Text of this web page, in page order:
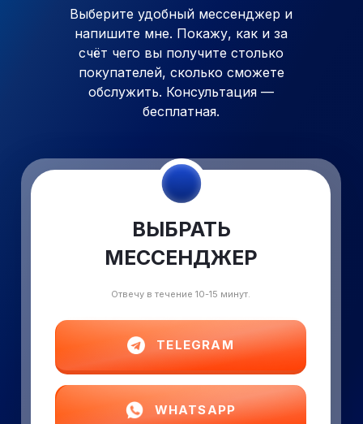
Выберите удобный мессенджер и
напишите мне. Покажу, как и за
счёт чего вы получите столько
покупателей, сколько сможете
обслужить. Консультация —
бесплатная.
TELEGRAM
WHATSAPP
ВЫБРАТЬ
МЕССЕНДЖЕР
Отвечу в течение 10-15 минут.